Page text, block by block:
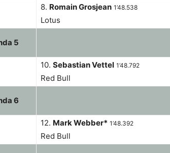
8. Romain Grosjean 1’48.538
Lotus
5
10. Sebastian Vettel 1’48.792
Red Bull
6
12. Mark Webber* 1’48.392
Red Bull